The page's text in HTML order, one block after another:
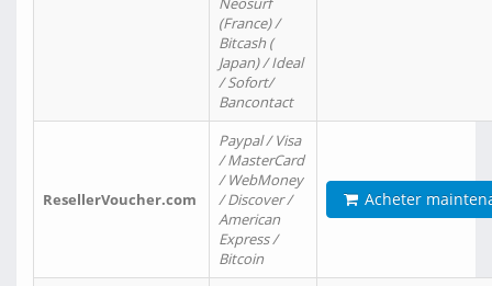
(France) /
Bitcash (
Japan) / Ideal
/ Sofort/
Bancontact
ResellerVoucher.com
Paypal / Visa
/ MasterCard
/ WebMoney
/ Discover /
American
Express /
Bitcoin
Acheter